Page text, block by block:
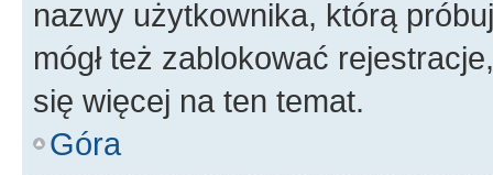
nazwy użytkownika, którą
mógł też zablokować
się więcej na ten temat.
Góra